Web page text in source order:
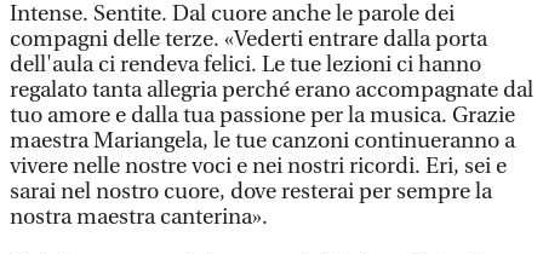
Intense. Sentite. Dal cuore anche le parole dei
compagni delle terze. «Vederti entrare dalla porta
dell'aula ci rendeva felici. Le tue lezioni ci hanno
regalato tanta allegria perché erano accompagnate dal
tuo amore e dalla tua passione per la musica. Grazie
maestra Mariangela, le tue canzoni continueranno a
vivere nelle nostre voci e nei nostri ricordi. Eri, sei e
sarai nel nostro cuore, dove resterai per sempre la
nostra maestra canterina».